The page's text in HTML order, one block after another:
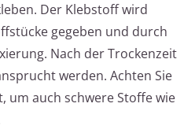
Der Klebstoff wird
gegeben und durch
Nach der Trockenzeit
werden. Achten Sie
um auch schwere Stoffe wie